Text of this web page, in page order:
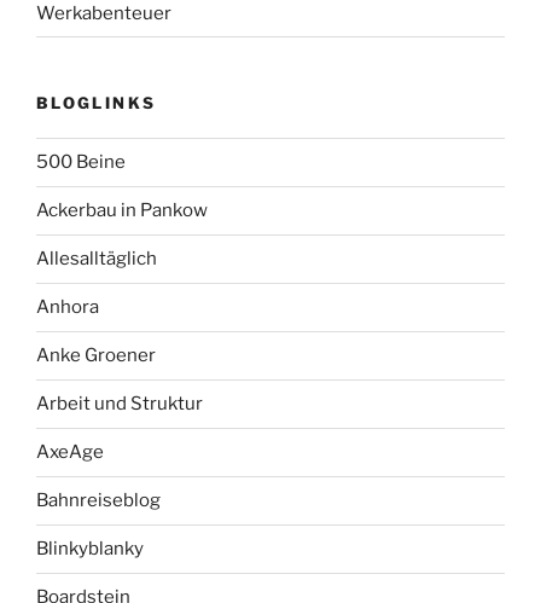
Werkabenteuer
BLOGLINKS
500 Beine
Ackerbau in Pankow
Allesalltäglich
Anhora
Anke Groener
Arbeit und Struktur
AxeAge
Bahnreiseblog
Blinkyblanky
Boardstein